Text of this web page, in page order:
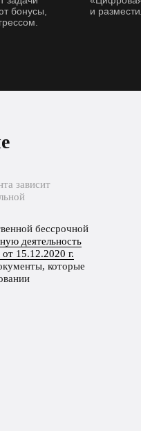
и
бонусы,
зависит
бессрочной
деятельность
15.12.2020 г.
которые